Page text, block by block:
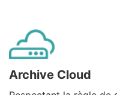
Archive Cloud